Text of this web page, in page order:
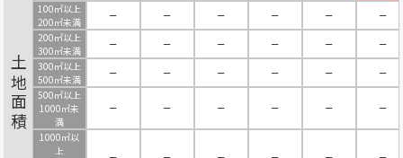
土地面積
100㎡以上
200㎡未満
－ － － － －
－
200㎡以上
300㎡未満
－ － － － －
－
300㎡以上
500㎡未満
－ － － － －
－
500㎡以上
1000㎡未
満
－ － － － － －
1000㎡以
上